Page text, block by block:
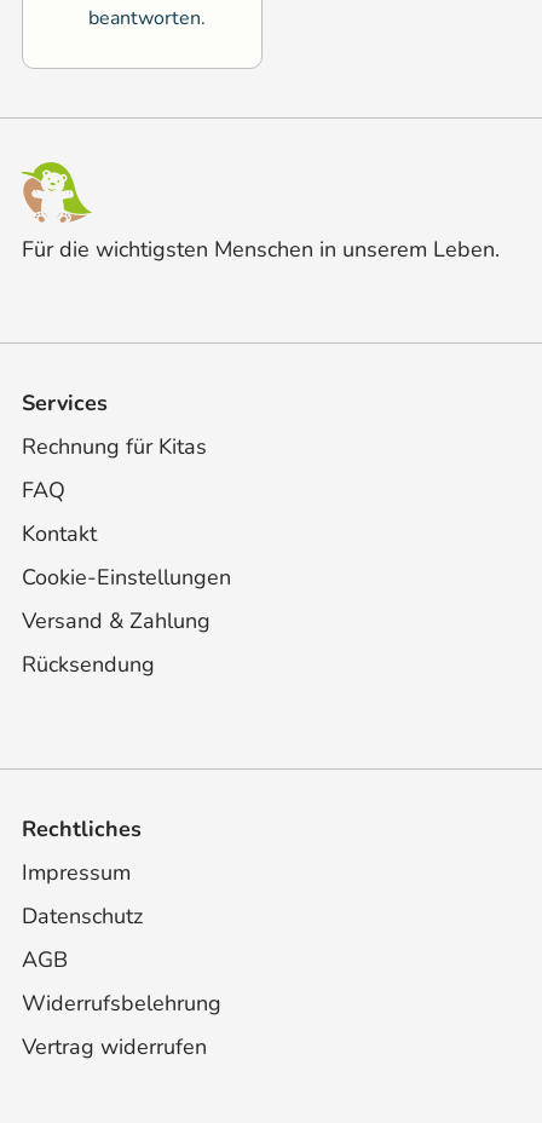
beantworten.
Für die wichtigsten Menschen in unserem Leben.
Services
Rechnung für Kitas
FAQ
Kontakt
Cookie-Einstellungen
Versand & Zahlung
Rücksendung
Rechtliches
Impressum
Datenschutz
AGB
Widerrufsbelehrung
Vertrag widerrufen